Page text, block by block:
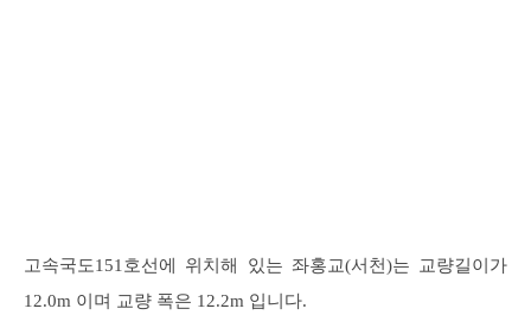
고속국도151호선에 위치해 있는 좌홍교(서천)는 교량길이가
12.0m 이며 교량 폭은 12.2m 입니다.